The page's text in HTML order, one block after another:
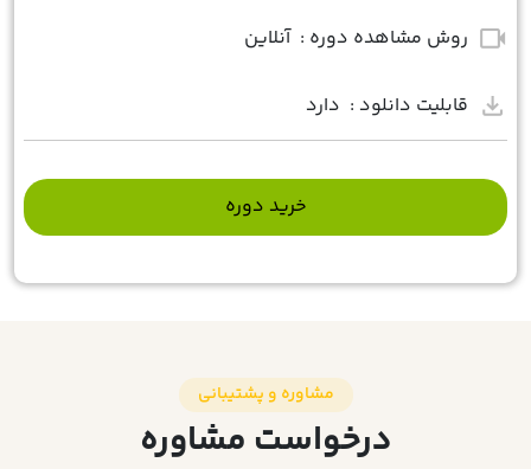
videocam روش مشاهده دوره : آنلاین
download قابلیت دانلود : دارد
خرید دوره
مشاوره و پشتیبانی
درخواست مشاوره